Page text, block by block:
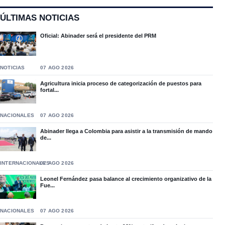
ÚLTIMAS NOTICIAS
Oficial: Abinader será el presidente del PRM
NOTICIAS 07 AGO 2026
Agricultura inicia proceso de categorización de puestos para
fortal...
NACIONALES 07 AGO 2026
Abinader llega a Colombia para asistir a la transmisión de mando
de...
INTERNACIONALES07 AGO 2026
Leonel Fernández pasa balance al crecimiento organizativo de la
Fue...
NACIONALES 07 AGO 2026